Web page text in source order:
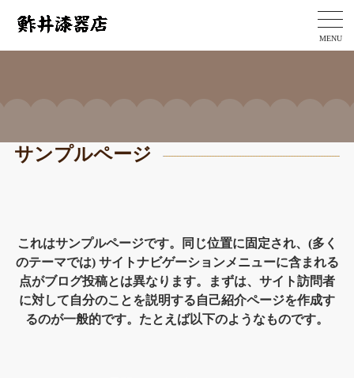
MENU
サンプルページ
これはサンプルページです。同じ位置に固定され、(多く
のテーマでは) サイトナビゲーションメニューに含まれる
点がブログ投稿とは異なります。まずは、サイト訪問者
に対して自分のことを説明する自己紹介ページを作成す
るのが一般的です。たとえば以下のようなものです。